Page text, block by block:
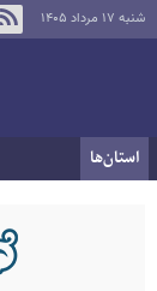
شنبه ۱۷ مرداد ۱۴۰۵
استان‌ها